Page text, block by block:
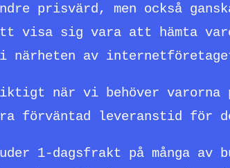
prisvärd, men också
visa sig vara att hämta
av
när vi behöver
förväntad leveranstid för
1-dagsfrakt på många av